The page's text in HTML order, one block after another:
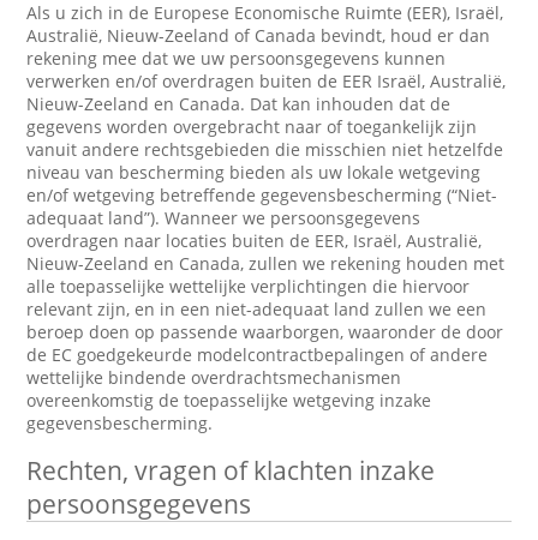
Als u zich in de Europese Economische Ruimte (EER), Israël,
Australië, Nieuw-Zeeland of Canada bevindt, houd er dan
rekening mee dat we uw persoonsgegevens kunnen
verwerken en/of overdragen buiten de EER Israël, Australië,
Nieuw-Zeeland en Canada. Dat kan inhouden dat de
gegevens worden overgebracht naar of toegankelijk zijn
vanuit andere rechtsgebieden die misschien niet hetzelfde
niveau van bescherming bieden als uw lokale wetgeving
en/of wetgeving betreffende gegevensbescherming (“Niet-
adequaat land”). Wanneer we persoonsgegevens
overdragen naar locaties buiten de EER, Israël, Australië,
Nieuw-Zeeland en Canada, zullen we rekening houden met
alle toepasselijke wettelijke verplichtingen die hiervoor
relevant zijn, en in een niet-adequaat land zullen we een
beroep doen op passende waarborgen, waaronder de door
de EC goedgekeurde modelcontractbepalingen of andere
wettelijke bindende overdrachtsmechanismen
overeenkomstig de toepasselijke wetgeving inzake
gegevensbescherming.
Rechten, vragen of klachten inzake
persoonsgegevens